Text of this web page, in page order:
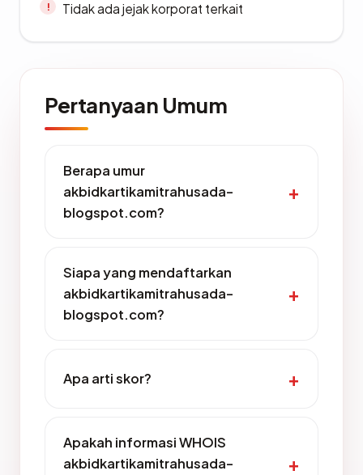
Tidak ada jejak korporat terkait
Pertanyaan Umum
Berapa umur
akbidkartikamitrahusada-
blogspot.com?
Siapa yang mendaftarkan
akbidkartikamitrahusada-
blogspot.com?
Apa arti skor?
Apakah informasi WHOIS
akbidkartikamitrahusada-